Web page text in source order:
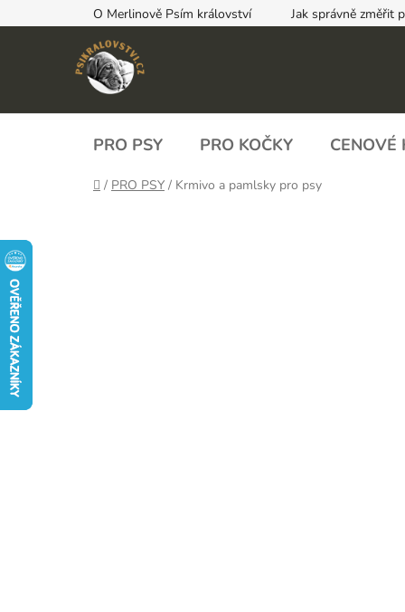
na
O Merlinově Psím království Jak správně změřit
PRO PSY PRO KOČKY CENOVÉ
Domů
/ PRO PSY / Krmivo a pamlsky pro psy